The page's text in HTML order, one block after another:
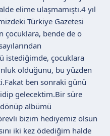
elime ulaşmamıştı.4 yıl
Türkiye Gazetesi
çocuklara, bende de o
istediğimde, çocuklara
olduğunu, bu yüzden
ben sonraki günü
gelecektim.Bir süre
albümü
bizim hediyemiz olsun
iki kez ödediğim halde